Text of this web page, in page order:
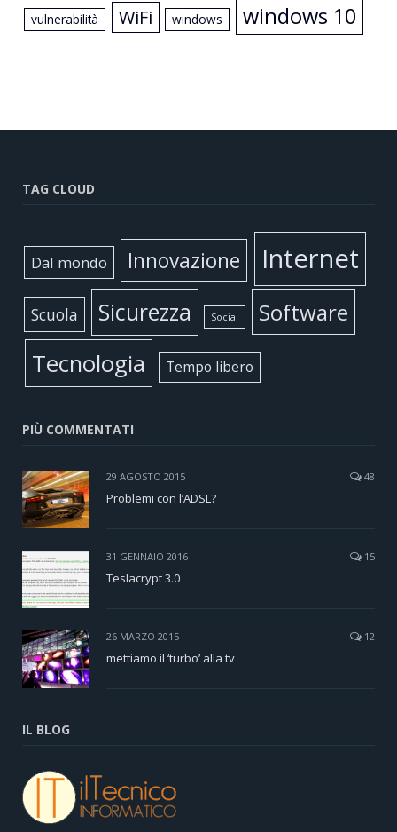
vulnerabilità WiFi windows windows 10
TAG CLOUD
Dal mondo Innovazione Internet
Scuola Sicurezza Social Software
Tecnologia Tempo libero
PIÙ COMMENTATI
29 AGOSTO 2015 48
Problemi con l’ADSL?
31 GENNAIO 2016 15
Teslacrypt 3.0
26 MARZO 2015 12
mettiamo il ‘turbo’ alla tv
IL BLOG